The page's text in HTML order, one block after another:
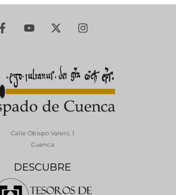
DESCUBRE
Calle Obispo Valero, 1
Cuenca